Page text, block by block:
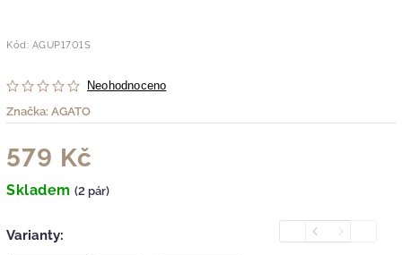
Kód: AGUP1701S
Neohodnoceno
Značka: AGATO
579 Kč
Skladem (2 pár)
Varianty: PreviousNext